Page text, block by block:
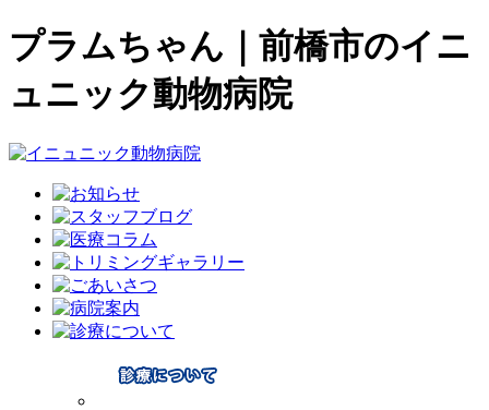
プラムちゃん｜前橋市のイニ
ュニック動物病院